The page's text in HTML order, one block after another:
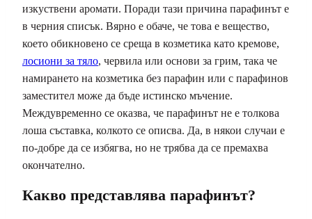
изкуствени аромати. Поради тази причина парафинът е
в черния списък. Вярно е обаче, че това е вещество,
което обикновено се среща в козметика като кремове,
лосиони за тяло, червила или основи за грим, така че
намирането на козметика без парафин или с парафинов
заместител може да бъде истинско мъчение.
Междувременно се оказва, че парафинът не е толкова
лоша съставка, колкото се описва. Да, в някои случаи е
по-добре да се избягва, но не трябва да се премахва
окончателно.
Какво представлява парафинът?